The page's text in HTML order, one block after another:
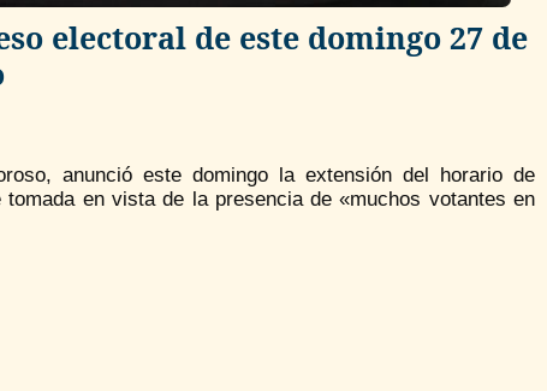
electoral de este domingo 27 de
anunció este domingo la extensión del horario de
en vista de la presencia de «muchos votantes en